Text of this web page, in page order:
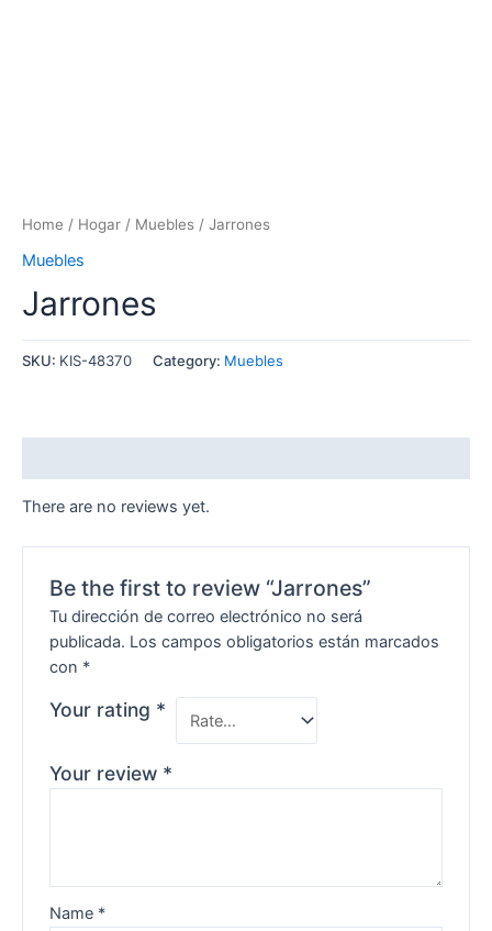
Home / Hogar / Muebles / Jarrones
Muebles
Jarrones
SKU: KIS-48370 Category: Muebles
There are no reviews yet.
Be the first to review “Jarrones”
Tu dirección de correo electrónico no será
publicada. Los campos obligatorios están marcados
con *
Your rating *
Your review *
Name *